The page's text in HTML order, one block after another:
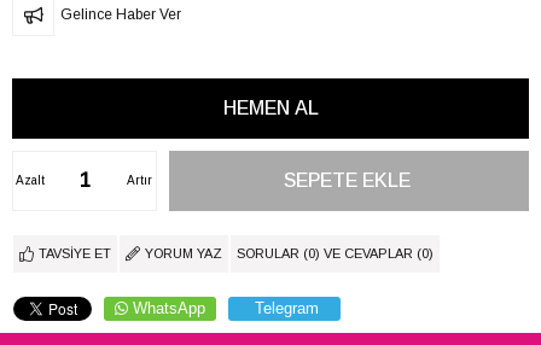
Gelince Haber Ver
Artır
Azalt
TAVSIYE ET YORUM YAZ SORULAR (0) VE CEVAPLAR (0)
WhatsApp Telegram